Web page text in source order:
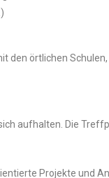
den örtlichen
aufhalten. Die
Projekte und